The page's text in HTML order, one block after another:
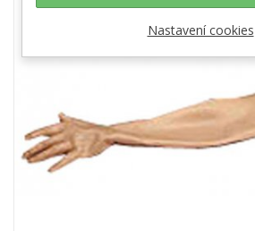
Nastavení cookies